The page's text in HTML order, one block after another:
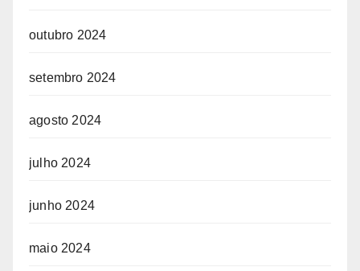
outubro 2024
setembro 2024
agosto 2024
julho 2024
junho 2024
maio 2024